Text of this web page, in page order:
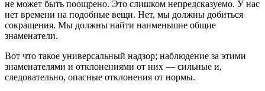
не может быть поощрено. Это слишком непредсказуемо. У нас
нет времени на подобные вещи. Нет, мы должны добиться
сокращения. Мы должны найти наименьшие общие
знаменатели.
Вот что такое универсальный надзор; наблюдение за этими
знаменателями и отклонениями от них — сильные и,
следовательно, опасные отклонения от нормы.